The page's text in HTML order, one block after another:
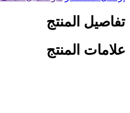
تفاصيل المنتج
علامات المنتج